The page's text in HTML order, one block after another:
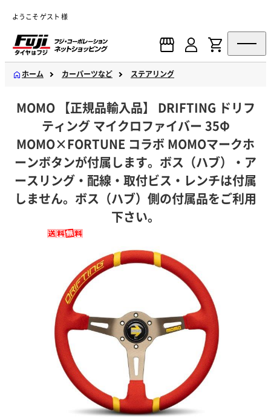
ようこそ ゲスト 様
ホーム カーパーツなど ステアリング
MOMO 【正規品輸入品】 DRIFTING ドリフ
ティング マイクロファイバー 35Φ
MOMO×FORTUNE コラボ MOMOマークホ
ーンボタンが付属します。ボス（ハブ）・ア
ースリング・配線・取付ビス・レンチは付属
しません。ボス（ハブ）側の付属品をご利用
下さい。